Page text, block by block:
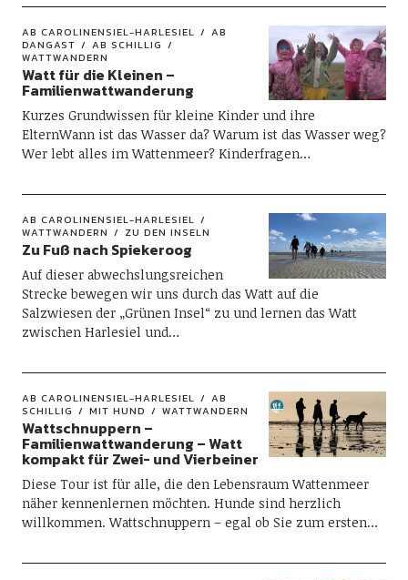
AB CAROLINENSIEL-HARLESIEL
AB
DANGAST
AB SCHILLIG
WATTWANDERN
Watt für die Kleinen –
Familienwattwanderung
Kurzes Grundwissen für kleine Kinder und ihre
ElternWann ist das Wasser da? Warum ist das Wasser weg?
Wer lebt alles im Wattenmeer? Kinderfragen…
AB CAROLINENSIEL-HARLESIEL
WATTWANDERN
ZU DEN INSELN
Zu Fuß nach Spiekeroog
Auf dieser abwechslungsreichen
Strecke bewegen wir uns durch das Watt auf die
Salzwiesen der „Grünen Insel“ zu und lernen das Watt
zwischen Harlesiel und…
AB CAROLINENSIEL-HARLESIEL
AB
SCHILLIG
MIT HUND WATTWANDERN
Wattschnuppern –
Familienwattwanderung – Watt
kompakt für Zwei- und Vierbeiner
Diese Tour ist für alle, die den Lebensraum Wattenmeer
näher kennenlernen möchten. Hunde sind herzlich
willkommen. Wattschnuppern – egal ob Sie zum ersten…